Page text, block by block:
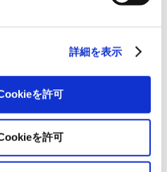
詳細を表示
を許可
を許可
力を世に広めていく